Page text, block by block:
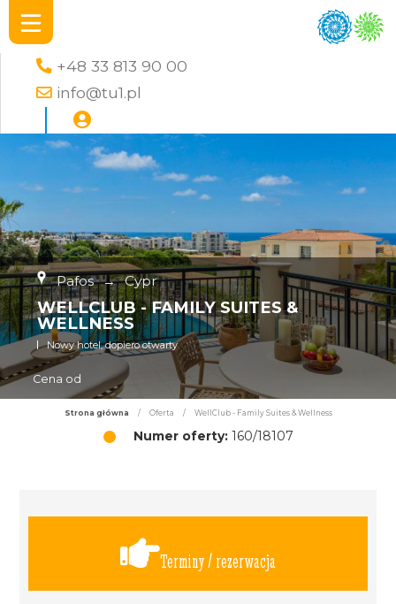
+48 33 813 90 00
info@tu1.pl
Pafos → Cypr
WELLCLUB - FAMILY SUITES &
WELLNESS
Nowy hotel, dopiero otwarty
Cena od
Strona główna / Oferta / WellClub - Family Suites & Wellness
Numer oferty:160/18107
Terminy / rezerwacja